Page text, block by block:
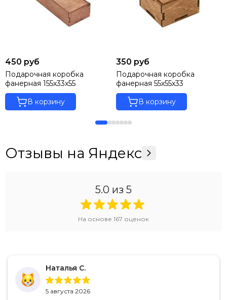
450 руб
Подарочная коробка
фанерная 155х33х55
В корзину
350 руб
Подарочная коробка
фанерная 55х55х33
В корзину
Отзывы на Яндекс
5.0 из 5
На основе 167 оценок
Наталья С.
5 августа 2026